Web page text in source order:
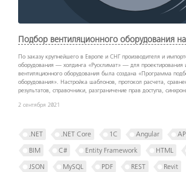
Подбор вентиляционного оборудования
По заказу крупнейшего в Европе и СНГ производителя и
оборудования — холдинга «Русклимат» — для проектирования
вентиляционного оборудования была создана «Программа
оборудования». Настройка шаблонов, протокол расчета,
результатов, справочники, разграничение прав доступа,
2 сентября 2021
.NET .NET Core 1C Angular API
BIM C# Entity Framework HTML
JSON MySQL PDF REST Revit